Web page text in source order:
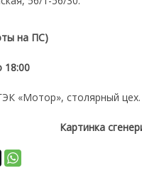
на ПС)
18:00
«Мотор», столярный цех.
Картинка